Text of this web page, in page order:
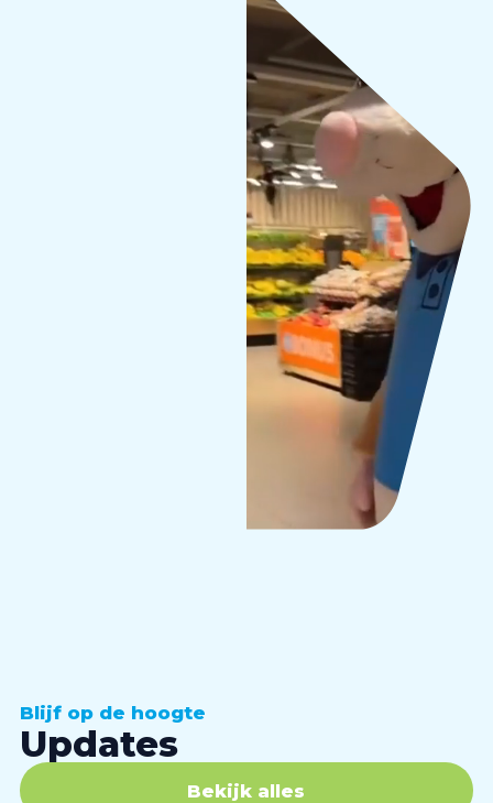
Blijf op de hoogte
Updates
Bekijk alles